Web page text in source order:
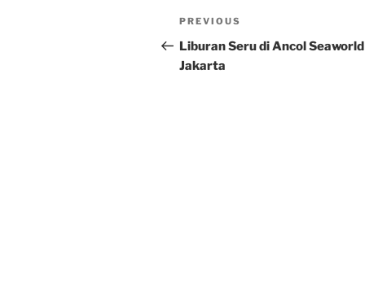
Post
navigation
Previous
Post
PREVIOUS
Liburan Seru di Ancol Seaworld
Jakarta